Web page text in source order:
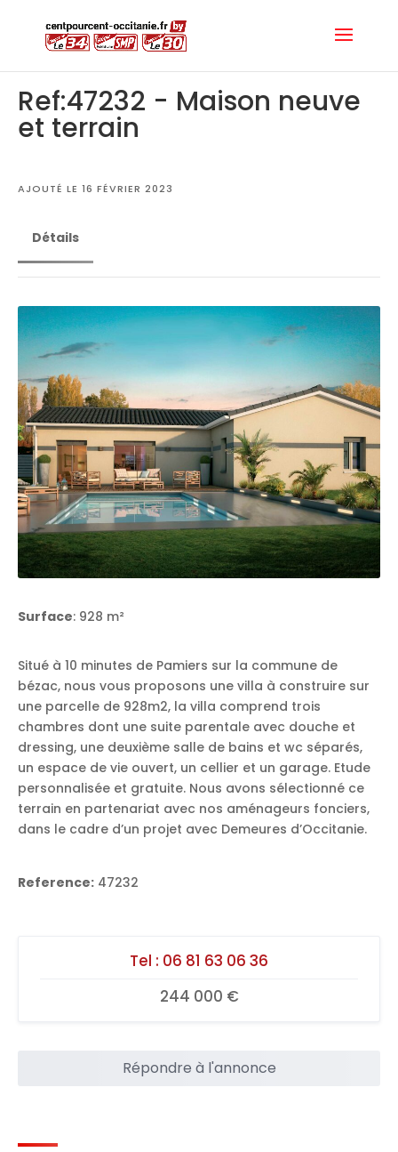
Ref:47232 - Maison neuve
et terrain
AJOUTÉ LE 16 FÉVRIER 2023
Détails
Surface: 928 m²
Situé à 10 minutes de Pamiers sur la commune de
bézac, nous vous proposons une villa à construire sur
une parcelle de 928m2, la villa comprend trois
chambres dont une suite parentale avec douche et
dressing, une deuxième salle de bains et wc séparés,
un espace de vie ouvert, un cellier et un garage. Etude
personnalisée et gratuite. Nous avons sélectionné ce
terrain en partenariat avec nos aménageurs fonciers,
dans le cadre d’un projet avec Demeures d’Occitanie.
Reference: 47232
Tel : 06 81 63 06 36
244 000 €
Répondre à l'annonce